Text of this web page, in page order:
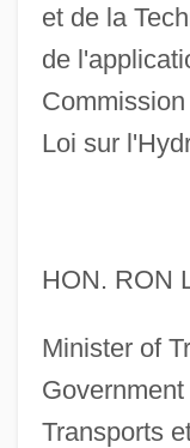
et de la
de
Loi sur
HON. RON
Minister of
Transports